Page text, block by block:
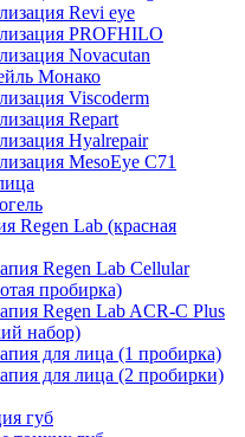
Revi eye
PROFHILO
Novacutan
Монако
Viscoderm
Repart
Hyalrepair
MesoEye C71
Regen Lab (красная
Regen Lab Cellular
пробирка)
Regen Lab ACR-C Plus
набор)
для лица (1 пробирка)
для лица (2 пробирки)
губ